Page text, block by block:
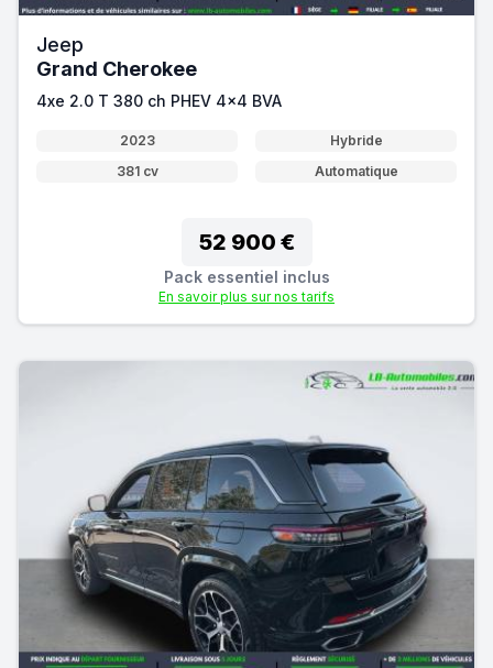
Jeep
Grand Cherokee
4xe 2.0 T 380 ch PHEV 4x4 BVA
2023
Hybride
381 cv
Automatique
52 900 €
Pack essentiel inclus
En savoir plus sur nos tarifs